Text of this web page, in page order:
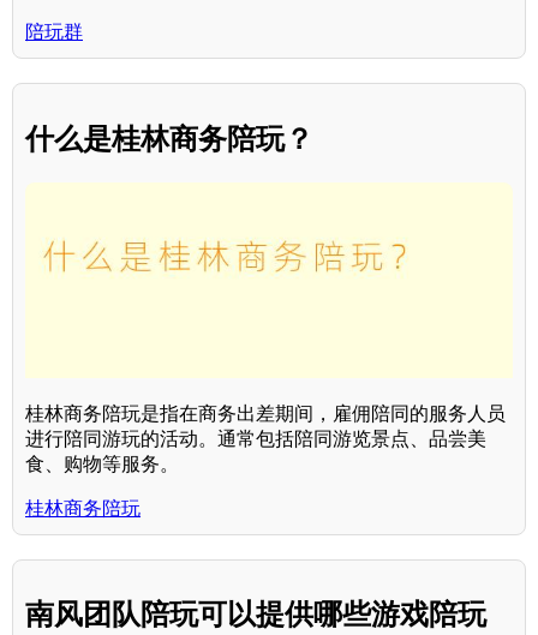
陪玩群
什么是桂林商务陪玩？
桂林商务陪玩是指在商务出差期间，雇佣陪同的服务人员
进行陪同游玩的活动。通常包括陪同游览景点、品尝美
食、购物等服务。
桂林商务陪玩
南风团队陪玩可以提供哪些游戏陪玩